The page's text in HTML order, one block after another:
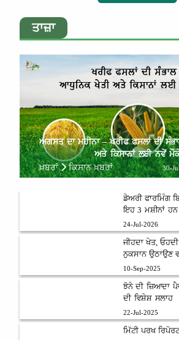
ਤਾਜ਼ਾ
ਅਗਸਤ ਦਾ ਮਹੀਨਾ – ਖਰੀਫ ਫਸਲਾਂ ਦੀ
ਅਤੇ ਕਿਸਾਨਾਂ ਲਈ ਨਵੇਂ
ਖ਼ਬਰਾਂ
ਕਿਸਾਨ ਖ਼ਬਰਾਂ 30-
ਡੇਅਰੀ ਫਾਰਮਿੰਗ
ਇਹ 3 ਮਸ਼ੀਨਾਂ
ਮਿਹਨਤ ਦੀ ਬਚਤ
24-Jul-2026
ਜੀਹਦਾ ਖੇਤ,
ਨੁਕਸਾਨ ਉਠਾਉਣ
ਯੋਜਨਾ
10-Sep-2025
ਝੋਨੇ ਦੀ ਜ਼ਿਆਦਾ
ਦੀ ਵਿਸ਼ੇਸ਼ ਸਲਾਹ
22-Jul-2025
ਮਿੱਟੀ ਪਰਖ